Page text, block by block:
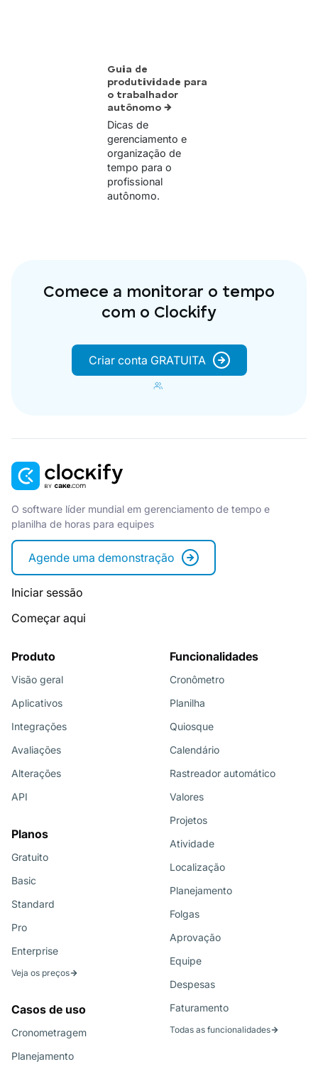
Guia de
produtividade para
o trabalhador
autônomo →
Dicas de
gerenciamento e
organização de
tempo para o
profissional
autônomo.
Comece a monitorar o tempo
com o Clockify
Criar conta GRATUITA
O software líder mundial em gerenciamento de tempo e
planilha de horas para equipes
Agende uma demonstração
Iniciar sessão
Começar aqui
Produto
Visão geral
Aplicativos
Integrações
Avaliações
Alterações
API
Planos
Gratuito
Basic
Standard
Pro
Enterprise
Veja os preços
Casos de uso
Cronometragem
Planejamento
Funcionalidades
Cronômetro
Planilha
Quiosque
Calendário
Rastreador automático
Valores
Projetos
Atividade
Localização
Planejamento
Folgas
Aprovação
Equipe
Despesas
Faturamento
Todas as funcionalidades